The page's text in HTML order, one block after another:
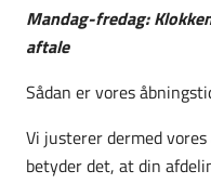
Mandag-fredag:
aftale
Sådan er vores
Vi justerer dermed
betyder det, at din